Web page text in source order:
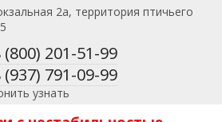
2а, территория птичьего
(800) 201-51-99
(937) 791-09-99
узнать